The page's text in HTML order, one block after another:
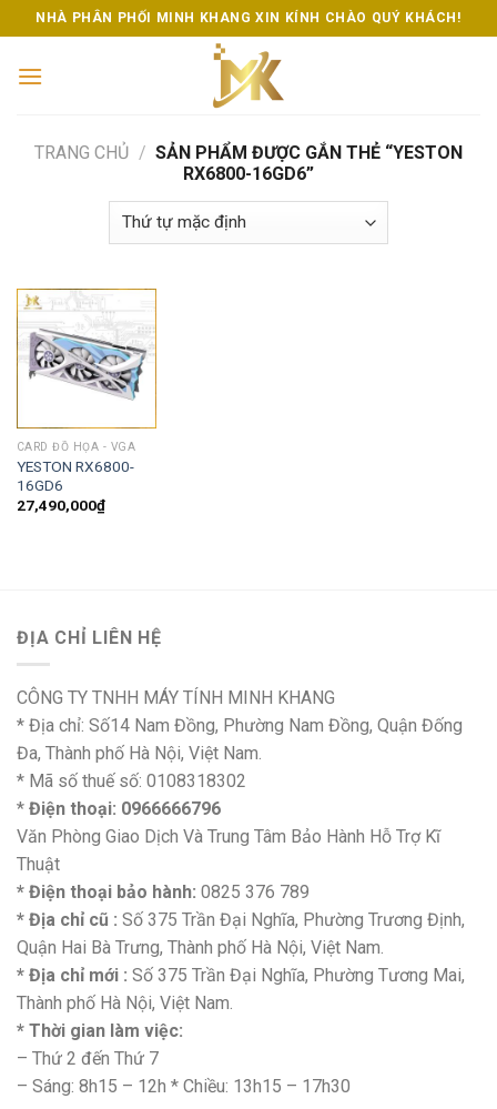
to
content
NHÀ PHÂN PHỐI MINH KHANG XIN KÍNH CHÀO QUÝ KHÁCH!
TRANG CHỦ / SẢN PHẨM ĐƯỢC GẮN THẺ “YESTON
RX6800-16GD6”
CARD ĐỒ HỌA - VGA
YESTON RX6800-
16GD6
27,490,000₫
ĐỊA CHỈ LIÊN HỆ
CÔNG TY TNHH MÁY TÍNH MINH KHANG
* Địa chỉ: Số14 Nam Đồng, Phường Nam Đồng, Quận Đống
Đa, Thành phố Hà Nội, Việt Nam.
* Mã số thuế số: 0108318302
* Điện thoại: 0966666796
Văn Phòng Giao Dịch Và Trung Tâm Bảo Hành Hỗ Trợ Kĩ
Thuật
* Điện thoại bảo hành: 0825 376 789
* Địa chỉ cũ : Số 375 Trần Đại Nghĩa, Phường Trương Định,
Quận Hai Bà Trưng, Thành phố Hà Nội, Việt Nam.
* Địa chỉ mới : Số 375 Trần Đại Nghĩa, Phường Tương Mai,
Thành phố Hà Nội, Việt Nam.
* Thời gian làm việc:
– Thứ 2 đến Thứ 7
– Sáng: 8h15 – 12h * Chiều: 13h15 – 17h30